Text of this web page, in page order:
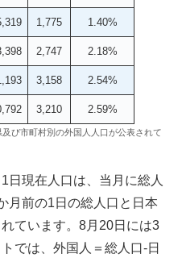
1,775 1.40%
2,747 2.18%
3,158 2.54%
3,210 2.59%
び市町村別の外国人人口が公表されて
現在人口は、当月に総人
月前の1日の総人口と日本
ています。8月20日には3
では、外国人＝総人口-日